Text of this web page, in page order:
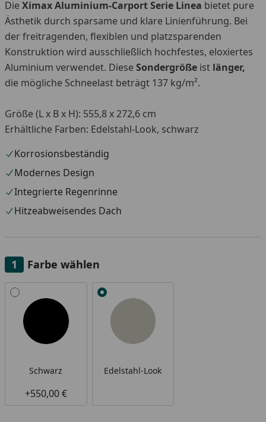
Die Ximax Aluminium-Carport Serie Linea bietet pure
Ästhetik durch sparsame und klare Linienführung. Bei
der freitragenden, flexiblen und platzsparenden
Konstruktion wird ausschließlich hochfestes, eloxiertes
Aluminium verwendet. Diese Sondergröße ist länger,
die mögliche Schneelast beträgt 137 kg/m².
Größe (L x B x H): 555,8 x 272,6 cm
Erhältliche Farben: Edelstahl-Look, schwarz
Korrosionsbeständig
Modernes Design
Integrierte Regenrinne
Hitzeabweisendes Dach
Farbe wählen
Alle anzeigen (2)
Schwarz
+550,00 €
Edelstahl-Look